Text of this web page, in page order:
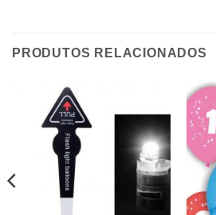
PRODUTOS RELACIONADOS